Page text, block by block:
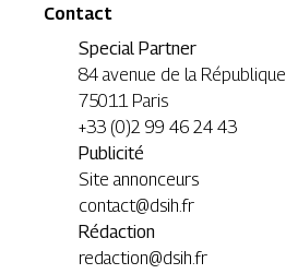
Contact
Special Partner
84 avenue de la République
75011 Paris
+33 (0)2 99 46 24 43
Publicité
Site annonceurs
contact@dsih.fr
Rédaction
redaction@dsih.fr